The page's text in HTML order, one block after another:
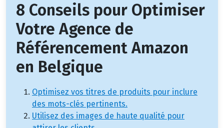
8 Conseils pour Optimiser
Votre Agence de
Référencement Amazon
en Belgique
Optimisez vos titres de produits pour inclure
des mots-clés pertinents.
Utilisez des images de haute qualité pour